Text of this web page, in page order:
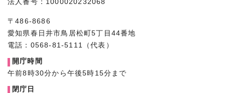
法人番号：1000020232068
〒486-8686
愛知県春日井市鳥居松町5丁目44番地
電話：0568-81-5111（代表）
開庁時間
午前8時30分から午後5時15分まで
閉庁日